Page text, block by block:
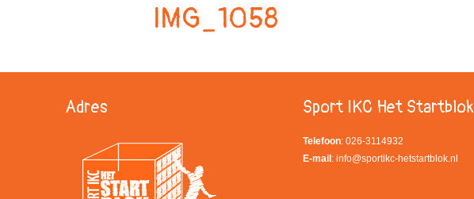
IMG_1058
Adres Sport IKC Het Startblok
Telefoon: 026-3114932
E-mail : info@sportikc-hetstartblok.nl